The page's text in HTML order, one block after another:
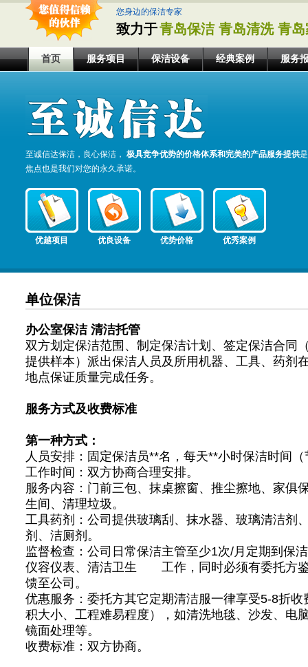
致力于青岛保洁 青岛清洗 青
您身边的保洁专家
首页 服务项目 保洁设备 经典案例 服务
至诚信达保洁，良心保洁， 极具竞争优势的价格体系和完美的产品服务提供
焦点也是我们对您的永久承诺。
优越项目 优良设备 优势价格 优秀案例
单位保洁
办公室保洁 清洁托管
双方划定保洁范围、制定保洁计划、签定保洁合同
提供样本）派出保洁人员及所用机器、工具、药剂
地点保证质量完成任务。
服务方式及收费标准
第一种方式：
人员安排：固定保洁员**名，每天**小时保洁时间
工作时间：双方协商合理安排。
服务内容：门前三包、抹桌擦窗、推尘擦地、家俱
生间、清理垃圾。
工具药剂：公司提供玻璃刮、抹水器、玻璃清洁剂
剂、洁厕剂。
监督检查：公司日常保洁主管至少1次/月定期到保
仪容仪表、清洁卫生 工作，同时必须有委托方
馈至公司。
优惠服务：委托方其它定期清洁服一律享受5-8折收
积大小、工程难易程度），如清洗地毯、沙发、电
镜面处理等。
收费标准：双方协商。